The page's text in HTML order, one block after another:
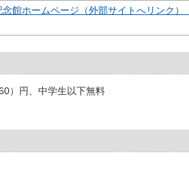
館ホームページ（外部サイトへリンク）
）円、中学生以下無料